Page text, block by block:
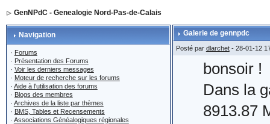
GenNPdC - Genealogie Nord-Pas-de-Calais
Navigation
· Forums
· Présentation des Forums
· Voir les derniers messages
· Moteur de recherche sur les forums
· Aide à l'utilisation des forums
· Blogs des membres
· Archives de la liste par thèmes
· BMS, Tables et Recensements
· Associations Généalogiques régionales
Galerie de gennpdc
Posté par dlarchet- 28-01-12
bonsoir !
Dans la
8913.87